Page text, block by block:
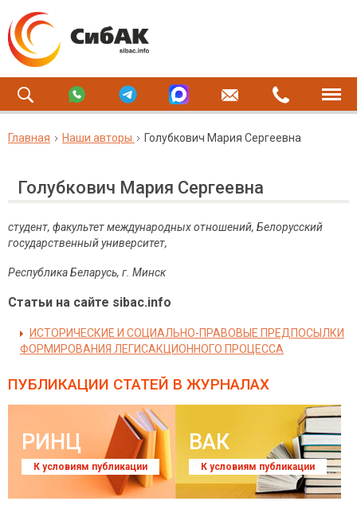
Главная Наши авторы Голубкович Мария Сергеевна
Голубкович Мария Сергеевна
студент, факультет международных отношений, Белорусский
государственный университет,
Республика Беларусь, г. Минск
Статьи на сайте sibac.info
ИСТОРИЧЕСКИЕ И СОЦИАЛЬНО-ПРАВОВЫЕ ПРЕДПОСЫЛКИ
ФОРМИРОВАНИЯ ЛЕГИСАКЦИОННОГО ПРОЦЕССА
ПУБЛИКАЦИИ СТАТЕЙ В ЖУРНАЛАХ
РИНЦ
К условиям публикации
ВАК
К условиям публикации